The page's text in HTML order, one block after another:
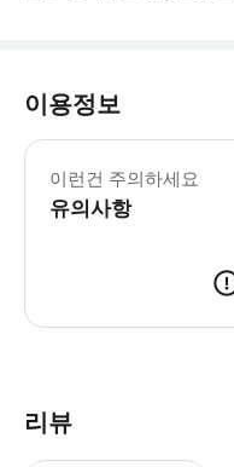
이용정보
이런건 주의하세요
유의사항
리뷰